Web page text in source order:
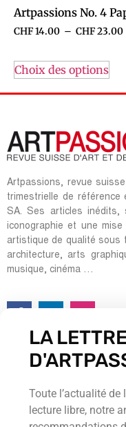
Artpassions No. 4
CHF14.00 – CHF23.00
Choix des options
Artpassions, revue
trimestrielle de référence
SA. Ses articles inédits,
iconographie et une mise
artistique de qualité sous
architecture, arts
musique, cinéma …
Ombretta Ravessoud
Cour Saint-Pierre, 5
LA LETTRE
Toute l’actualité de
lecture libre, notre